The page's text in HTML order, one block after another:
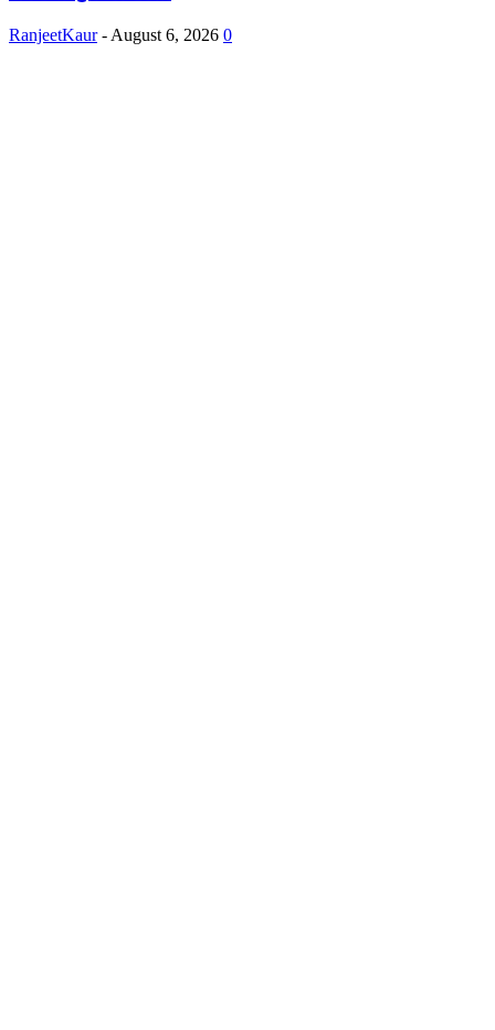
RanjeetKaur - August 6, 2026 0